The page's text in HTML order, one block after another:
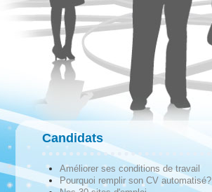
Candidats
Améliorer ses conditions de travail
Pourquoi remplir son CV automatisé?